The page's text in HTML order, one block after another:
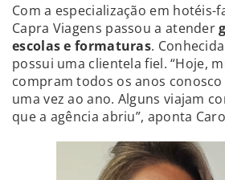
Com a especialização em hotéis-
Capra Viagens passou a atender
escolas e formaturas.
possui uma clientela fiel. “Hoje,
compram todos os anos
uma vez ao ano. Alguns viajam
que a agência abriu”, aponta